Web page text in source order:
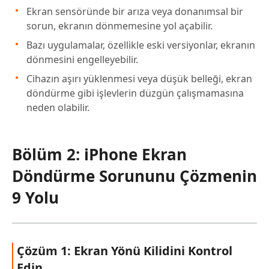
Ekran sensöründe bir arıza veya donanımsal bir
sorun, ekranın dönmemesine yol açabilir.
Bazı uygulamalar, özellikle eski versiyonlar, ekranın
dönmesini engelleyebilir.
Cihazın aşırı yüklenmesi veya düşük belleği, ekran
döndürme gibi işlevlerin düzgün çalışmamasına
neden olabilir.
Bölüm 2: iPhone Ekran
Döndürme Sorununu Çözmenin
9 Yolu
Çözüm 1: Ekran Yönü Kilidini Kontrol